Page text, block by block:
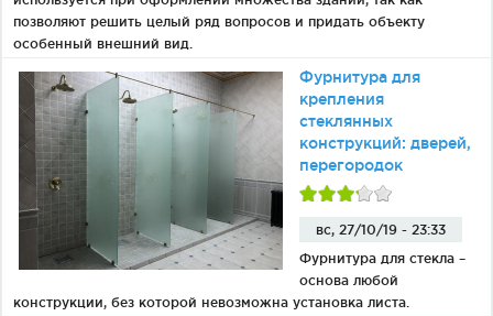
позволяют решить целый ряд вопросов и придать объекту
особенный внешний вид.
Фурнитура для
крепления
стеклянных
конструкций: дверей,
перегородок
вс, 27/10/19 - 23:33
Фурнитура для стекла –
основа любой
конструкции, без которой невозможна установка листа.